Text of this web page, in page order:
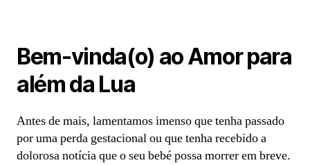
Bem-vinda(o) ao Amor para
além da Lua
Antes de mais, lamentamos imenso que tenha passado
por uma perda gestacional ou que tenha recebido a
dolorosa notícia que o seu bebé possa morrer em breve.